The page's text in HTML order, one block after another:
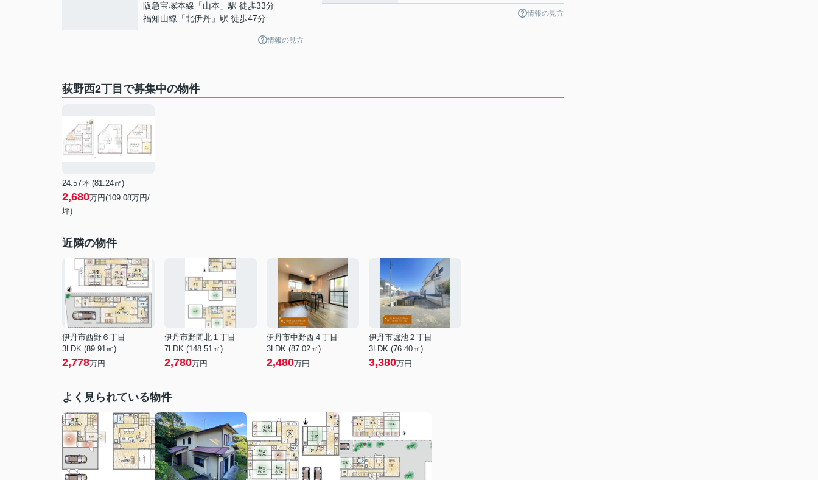
阪急宝塚本線 「山本 」駅 徒歩33分
福知山線 「北伊丹 」駅 徒歩47分
情報の見方
情報の見方
荻野西2丁目で募集中の物件
24.57坪 (81.24㎡)
2,680万円(109.08万円/
坪)
近隣の物件
伊丹市西野６丁目
3LDK (89.91㎡)
2,778万円
伊丹市野間北１丁目
7LDK (148.51㎡)
2,780万円
伊丹市中野西４丁目
3LDK (87.02㎡)
2,480万円
伊丹市堀池２丁目
3LDK (76.40㎡)
3,380万円
よく見られている物件